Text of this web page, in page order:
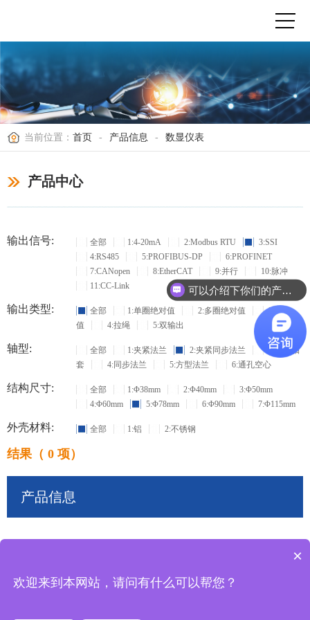
当前位置： 首页 - 产品信息 - 数显仪表
产品中心
输出信号: 全部 1:4-20mA 2:Modbus RTU
3:SSI
4:RS485
5:PROFIBUS-DP
6:PROFINET
7:CANopen
8:EtherCAT 9:并行
10:脉冲
11:CC-Link
输出类型: 全部 1:单圈绝对值 2:多圈绝对值
3:增量
值
4:拉绳 5:双输出
轴型: 全部 1:夹紧法兰 2:夹紧同步法兰
3:盲孔轴
套
4:同步法兰 5:方型法兰 6:通孔空心
结构尺寸: 全部 1:Φ38mm 2:Φ40mm
3:Φ50mm
4:Φ60mm
5:Φ78mm 6:Φ90mm 7:Φ115mm
外壳材料: 全部 1:铝 2:不锈钢
结果（ 0 项）
产品信息
可以介绍下你们的产品么？
×
欢迎来到本网站，请问有什么可以帮您？